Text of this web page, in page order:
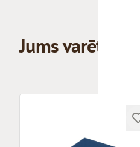
Jums varētu